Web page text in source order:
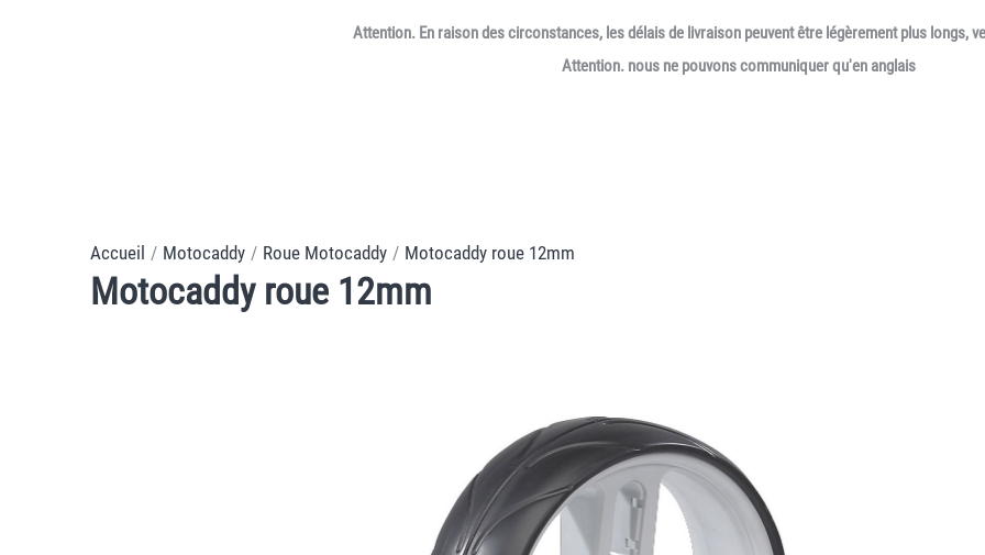
Attention. En raison des circonstances, les délais de livraison peuvent être légèrement plus longs,
Attention. nous ne pouvons communiquer qu'en anglais
Accueil / Motocaddy / Roue Motocaddy / Motocaddy roue 12mm
Motocaddy roue 12mm